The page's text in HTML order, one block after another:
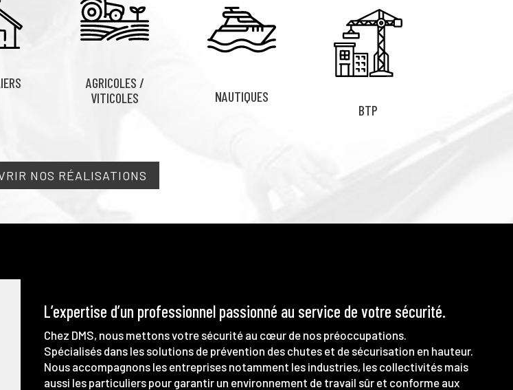
AGRICOLES /
VITICOLES
NAUTIQUES
BTP
NOS RÉALISATIONS
L’expertise d’un professionnel passionné au service de votre sécurité.
Chez DMS, nous mettons votre sécurité au cœur de nos préoccupations.
Spécialisés dans les solutions de prévention des chutes et de sécurisation en hauteur.
Nous accompagnons les entreprises notamment les industries, les collectivités mais
aussi les particuliers pour garantir un environnement de travail sûr et conforme aux